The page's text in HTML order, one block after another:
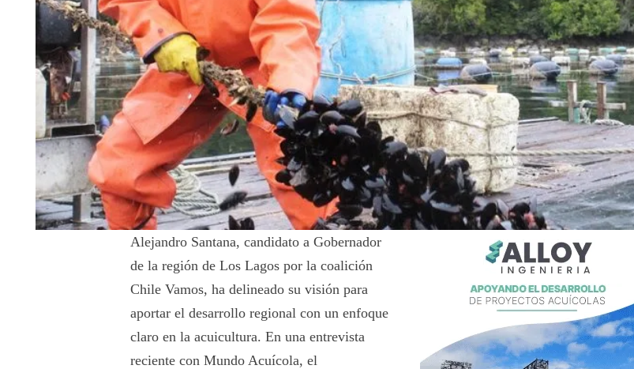
Alejandro Santana, candidato a Gobernador
de la región de Los Lagos por la coalición
Chile Vamos, ha delineado su visión para
aportar el desarrollo regional con un enfoque
claro en la acuicultura. En una entrevista
reciente con Mundo Acuícola, el